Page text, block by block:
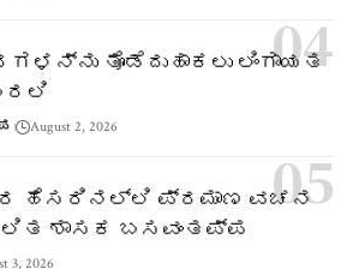
ತೊಡೆದುಹಾಕಲು ಲಿಂಗಾಯತ
August 2, 2026
ಹೆಸರಿನಲ್ಲಿ ಪ್ರಮಾಣ ವಚನ
ಶಾಸಕ ಬಸವಂತಪ್ಪ
3, 2026